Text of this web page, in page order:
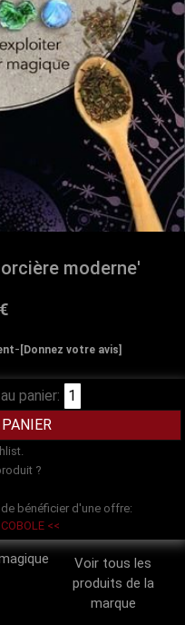
moderne'
€
- [Donnez votre avis]
panier:
?
bénéficier d'une offre:
<<
Voir tous les
produits de la
marque